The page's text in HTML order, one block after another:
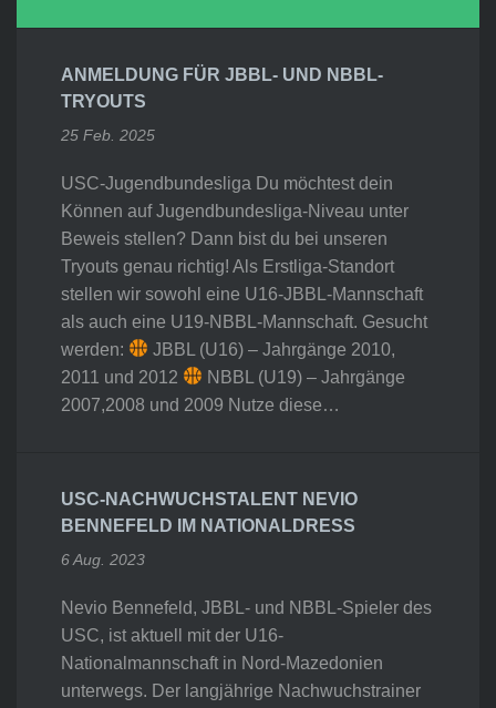
ANMELDUNG FÜR JBBL- UND NBBL-
TRYOUTS
25 Feb. 2025
USC-Jugendbundesliga Du möchtest dein
Können auf Jugendbundesliga-Niveau unter
Beweis stellen? Dann bist du bei unseren
Tryouts genau richtig! Als Erstliga-Standort
stellen wir sowohl eine U16-JBBL-Mannschaft
als auch eine U19-NBBL-Mannschaft. Gesucht
werden:
JBBL (U16) – Jahrgänge 2010,
2011 und 2012
NBBL (U19) – Jahrgänge
2007,2008 und 2009 Nutze diese…
USC-NACHWUCHSTALENT NEVIO
BENNEFELD IM NATIONALDRESS
6 Aug. 2023
Nevio Bennefeld, JBBL- und NBBL-Spieler des
USC, ist aktuell mit der U16-
Nationalmannschaft in Nord-Mazedonien
unterwegs. Der langjährige Nachwuchstrainer